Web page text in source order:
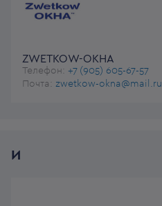
ZWETKOW-ОКНА
Телефон: +7 (905) 605-67-57
Почта: zwetkow-okna@mail.ru
И